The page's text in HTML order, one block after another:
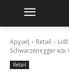
Αρχική Retail
Schwarzenegger και
Retail